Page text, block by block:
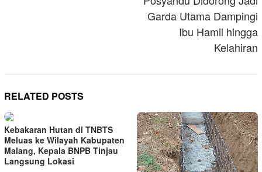
Garda Utama Dampingi
Ibu Hamil hingga
Kelahiran
RELATED POSTS
Kebakaran Hutan di TNBTS
Meluas ke Wilayah Kabupaten
Malang, Kepala BNPB Tinjau
Langsung Lokasi